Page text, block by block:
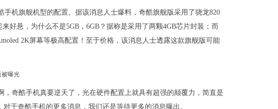
机旗舰机型的配置。据该消息人士爆料，奇酷旗舰版采用了骁龙820
好悬，为什么不是5GB，6GB？据称是采用了两颗4GB芯片封装；而
2K屏幕等极高配置！至于价格，该消息人士透露这款旗舰版可能
奇酷手机真要逆天了，光在硬件配置上就具有超强的颠覆力，简直是
于奇酷手机的更多消息，我们还是等待更多的消息曝出。